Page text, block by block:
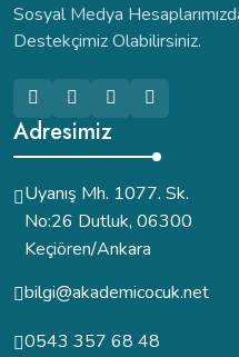
Sosyal Medya
Destekçimiz Olabilirsiniz.
Adresimiz
Uyanış Mh. 1077. Sk.
No:26 Dutluk, 06300
Keçiören/Ankara
bilgi@akademicocuk.net
0543 357 68 48